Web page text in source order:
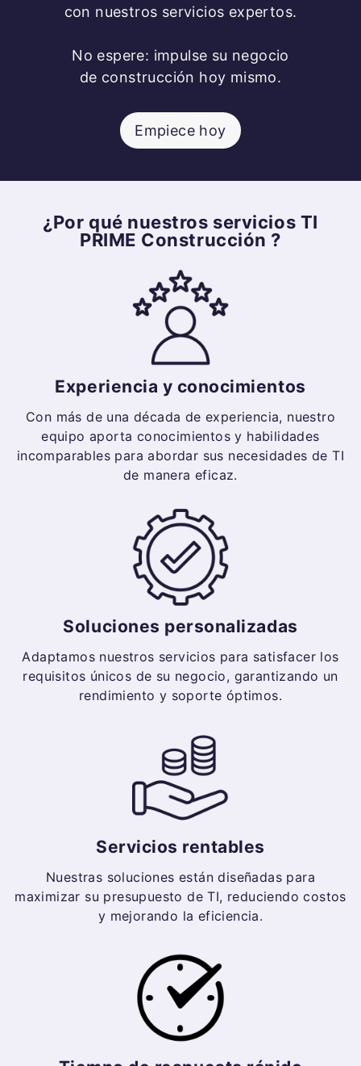
con nuestros servicios expertos.
No espere: impulse su negocio
de construcción hoy mismo.
Empiece hoy
¿Por qué nuestros servicios TI
PRIME Construcción ?
Experiencia y conocimientos
Con más de una década de experiencia, nuestro
equipo aporta conocimientos y habilidades
incomparables para abordar sus necesidades de TI
de manera eficaz.
Soluciones personalizadas
Adaptamos nuestros servicios para satisfacer los
requisitos únicos de su negocio, garantizando un
rendimiento y soporte óptimos.
Servicios rentables
Nuestras soluciones están diseñadas para
maximizar su presupuesto de TI, reduciendo costos
y mejorando la eficiencia.